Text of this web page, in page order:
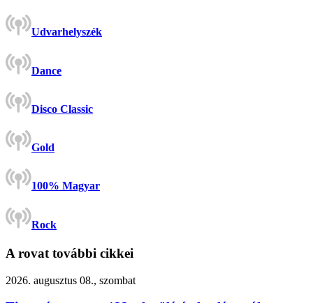
Udvarhelyszék
Dance
Disco Classic
Gold
100% Magyar
Rock
A rovat további cikkei
2026. augusztus 08., szombat